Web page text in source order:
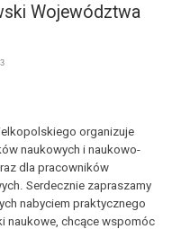
Województwa
organizuje
naukowych i naukowo-
dla pracowników
Serdecznie zapraszamy
nabyciem praktycznego
naukowe, chcące wspomóc